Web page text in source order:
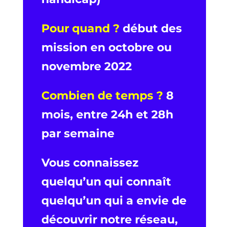
Pour quand ? début des
mission en octobre ou
novembre 2022
Combien de temps ? 8
mois, entre 24h et 28h
par semaine
Vous connaissez
quelqu’un qui connaît
quelqu’un qui a envie de
découvrir notre réseau,